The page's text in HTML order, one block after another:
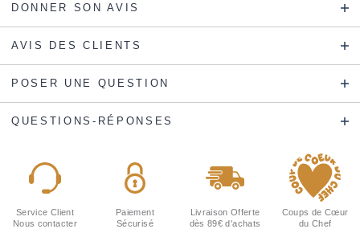
DONNER SON AVIS
AVIS DES CLIENTS
POSER UNE QUESTION
QUESTIONS-RÉPONSES
Service Client
Nous contacter
Paiement
Sécurisé
Livraison Offerte
dès 89€ d'achats
Coups de Cœur
du Chef